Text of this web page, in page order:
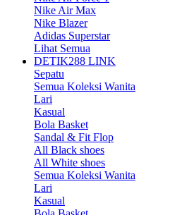
Nike Air Max
Nike Blazer
Adidas Superstar
Lihat Semua
DETIK288 LINK
Sepatu
Semua Koleksi Wanita
Lari
Kasual
Bola Basket
Sandal & Fit Flop
All Black shoes
All White shoes
Semua Koleksi Wanita
Lari
Kasual